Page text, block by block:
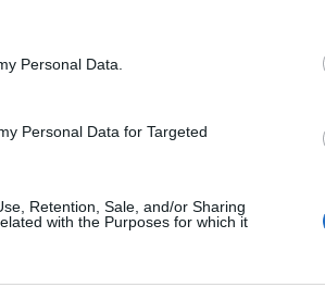
Personal Data.
Personal Data for Targeted
Retention, Sale, and/or Sharing
with the Purposes for which it